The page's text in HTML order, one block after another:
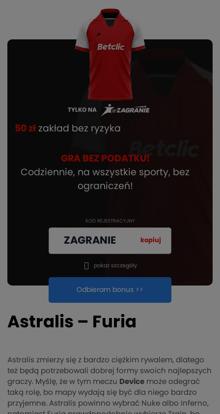
TYLKO NA
50 zł zakład bez ryzyka
GRA BEZ PODATKU!
Codziennie, na wszystkie sporty, bez
ograniczeń!
KOD REJESTRACYJNY
ZAGRANIE kopiuj
Odbieram bonus >>
pokaż szczegóły
Astralis – Furia
Astralis zmierzy się z bardzo ciężkim rywalem, dlatego
też będą potrzebowali dobrej formy swoich najlepszych
graczy. Myślę, że w tym meczu Device może odegrać
taką rolę, bo mapy wydają się być dla niego bardzo
przyjemne. Astralis powinno wybrać Nuke albo Inferno,